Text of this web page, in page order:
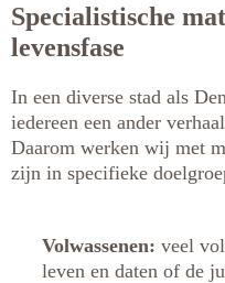
Specialistische
levensfase
In een diverse stad als
iedereen een ander
Daarom werken wij met
zijn in specifieke
Volwassenen: veel
leven en daten of de